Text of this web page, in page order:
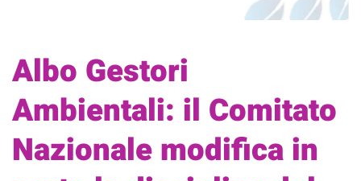
Albo Gestori
Ambientali: il Comitato
Nazionale modifica in